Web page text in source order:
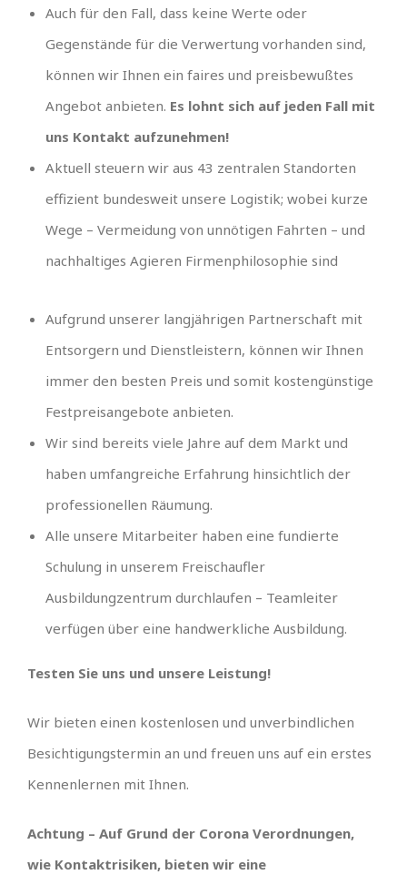
Auch für den Fall, dass keine Werte oder
Gegenstände für die Verwertung vorhanden sind,
können wir Ihnen ein faires und preisbewußtes
Angebot anbieten. Es lohnt sich auf jeden Fall mit
uns Kontakt aufzunehmen!
Aktuell steuern wir aus 43 zentralen Standorten
effizient bundesweit unsere Logistik; wobei kurze
Wege – Vermeidung von unnötigen Fahrten – und
nachhaltiges Agieren Firmenphilosophie sind
Aufgrund unserer langjährigen Partnerschaft mit
Entsorgern und Dienstleistern, können wir Ihnen
immer den besten Preis und somit kostengünstige
Festpreisangebote anbieten.
Wir sind bereits viele Jahre auf dem Markt und
haben umfangreiche Erfahrung hinsichtlich der
professionellen Räumung.
Alle unsere Mitarbeiter haben eine fundierte
Schulung in unserem Freischaufler
Ausbildungzentrum durchlaufen – Teamleiter
verfügen über eine handwerkliche Ausbildung.
Testen Sie uns und unsere Leistung!
Wir bieten einen kostenlosen und unverbindlichen
Besichtigungstermin an und freuen uns auf ein erstes
Kennenlernen mit Ihnen.
Achtung – Auf Grund der Corona Verordnungen,
wie Kontaktrisiken, bieten wir eine